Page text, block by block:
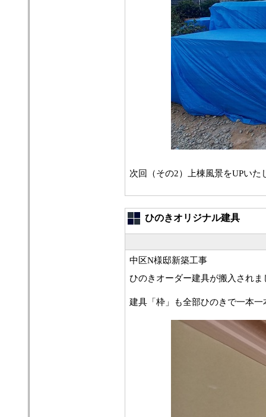
次回（その2）上棟風景をUPいた
ひのきオリジナル建具
中区N様邸新築工事
ひのきオーダー建具が搬入されま
建具「枠」も全部ひのきで一本